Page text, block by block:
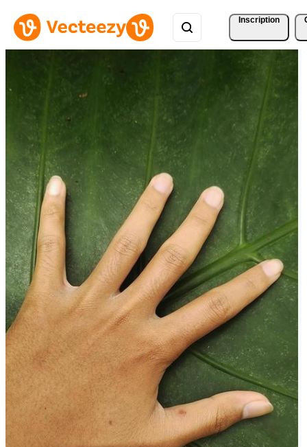
Inscription